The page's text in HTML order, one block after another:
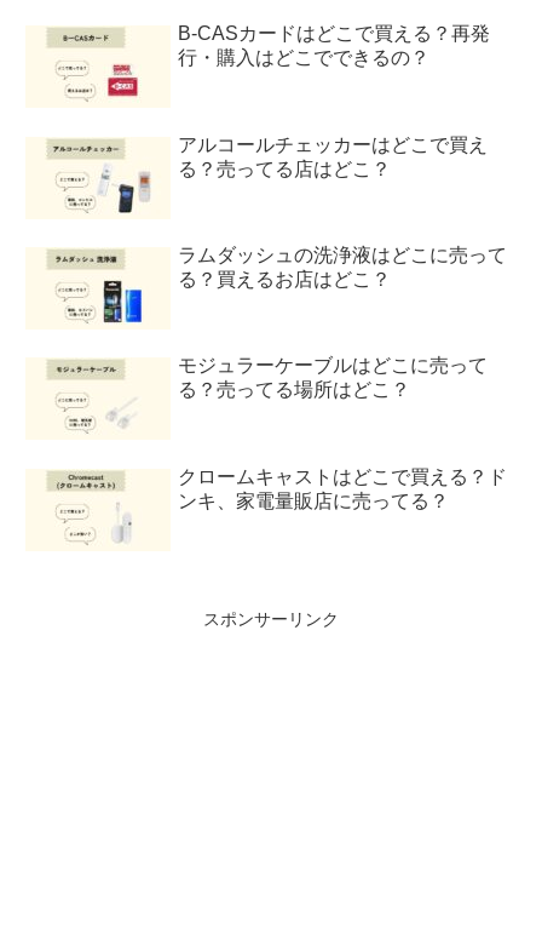
B-CASカードはどこで買える？再発
行・購入はどこでできるの？
アルコールチェッカーはどこで買え
る？売ってる店はどこ？
ラムダッシュの洗浄液はどこに売って
る？買えるお店はどこ？
モジュラーケーブルはどこに売って
る？売ってる場所はどこ？
クロームキャストはどこで買える？ド
ンキ、家電量販店に売ってる？
スポンサーリンク